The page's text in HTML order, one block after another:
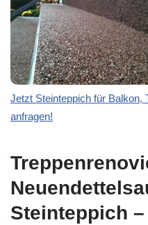
Jetzt Steinteppich für Balkon,
anfragen!
Steinteppich